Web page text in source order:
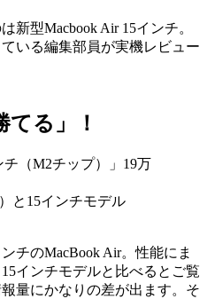
新型Macbook Air 15インチ。
いる編集部員が実機レビュー
てる」！
と15インチモデル
チのMacBook Air。性能にま
インチモデルと比べるとご覧
量にかなりの差が出ます。そ